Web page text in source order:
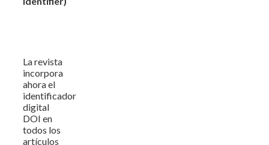
La revista
incorpora
ahora el
identificador
digital
DOI en
todos los
artículos